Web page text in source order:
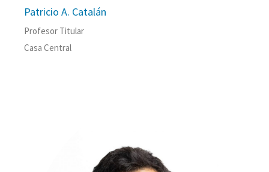
Patricio A. Catalán
Profesor Titular
Casa Central